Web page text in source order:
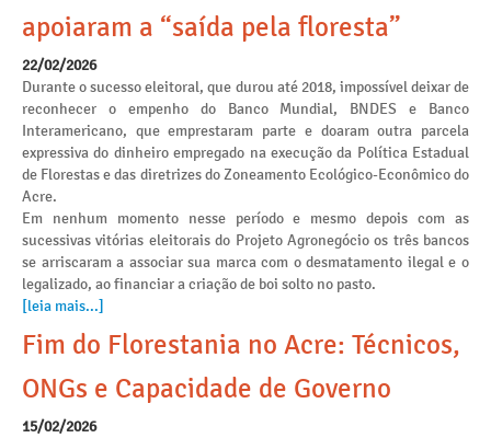
apoiaram a “saída pela floresta”
22/02/2026
Durante o sucesso eleitoral, que durou até 2018, impossível deixar de
reconhecer o empenho do Banco Mundial, BNDES e Banco
Interamericano, que emprestaram parte e doaram outra parcela
expressiva do dinheiro empregado na execução da Política Estadual
de Florestas e das diretrizes do Zoneamento Ecológico-Econômico do
Acre.
Em nenhum momento nesse período e mesmo depois com as
sucessivas vitórias eleitorais do Projeto Agronegócio os três bancos
se arriscaram a associar sua marca com o desmatamento ilegal e o
legalizado, ao financiar a criação de boi solto no pasto.
[leia mais...]
Fim do Florestania no Acre: Técnicos,
ONGs e Capacidade de Governo
15/02/2026